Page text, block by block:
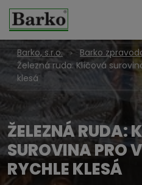
Barko, s.r.o.
Barko
Železná ruda: Klíčová
klesá
ŽELEZNÁ RUDA:
SUROVINA PRO
RYCHLE KLESÁ